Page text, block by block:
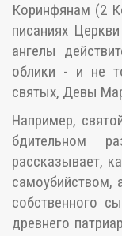
Коринфянам (2
писаниях
ангелы
облики - и не
святых, Девы
Например,
бдительном
рассказывает,
самоубийством,
собственного
древнего